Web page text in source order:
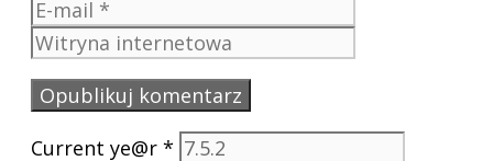
Current ye@r *